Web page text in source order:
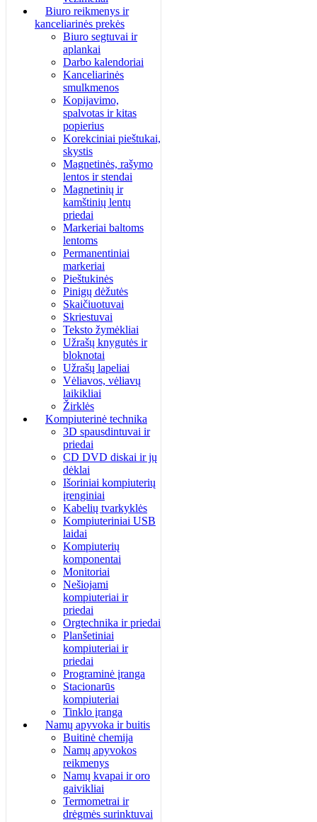
Biuro reikmenys ir
kanceliarinės prekės
Biuro segtuvai ir
aplankai
Darbo kalendoriai
Kanceliarinės
smulkmenos
Kopijavimo,
spalvotas ir kitas
popierius
Korekciniai pieštukai,
skystis
Magnetinės, rašymo
lentos ir stendai
Magnetinių ir
kamštinių lentų
priedai
Markeriai baltoms
lentoms
Permanentiniai
markeriai
Pieštukinės
Pinigų dėžutės
Skaičiuotuvai
Skriestuvai
Teksto žymėkliai
Užrašų knygutės ir
bloknotai
Užrašų lapeliai
Vėliavos, vėliavų
laikikliai
Žirklės
Kompiuterinė technika
3D spausdintuvai ir
priedai
CD DVD diskai ir jų
dėklai
Išoriniai kompiuterių
įrenginiai
Kabelių tvarkyklės
Kompiuteriniai USB
laidai
Kompiuterių
komponentai
Monitoriai
Nešiojami
kompiuteriai ir
priedai
Orgtechnika ir priedai
Planšetiniai
kompiuteriai ir
priedai
Programinė įranga
Stacionarūs
kompiuteriai
Tinklo įranga
Namų apyvoka ir buitis
Buitinė chemija
Namų apyvokos
reikmenys
Namų kvapai ir oro
gaivikliai
Termometrai ir
drėgmės surinktuvai